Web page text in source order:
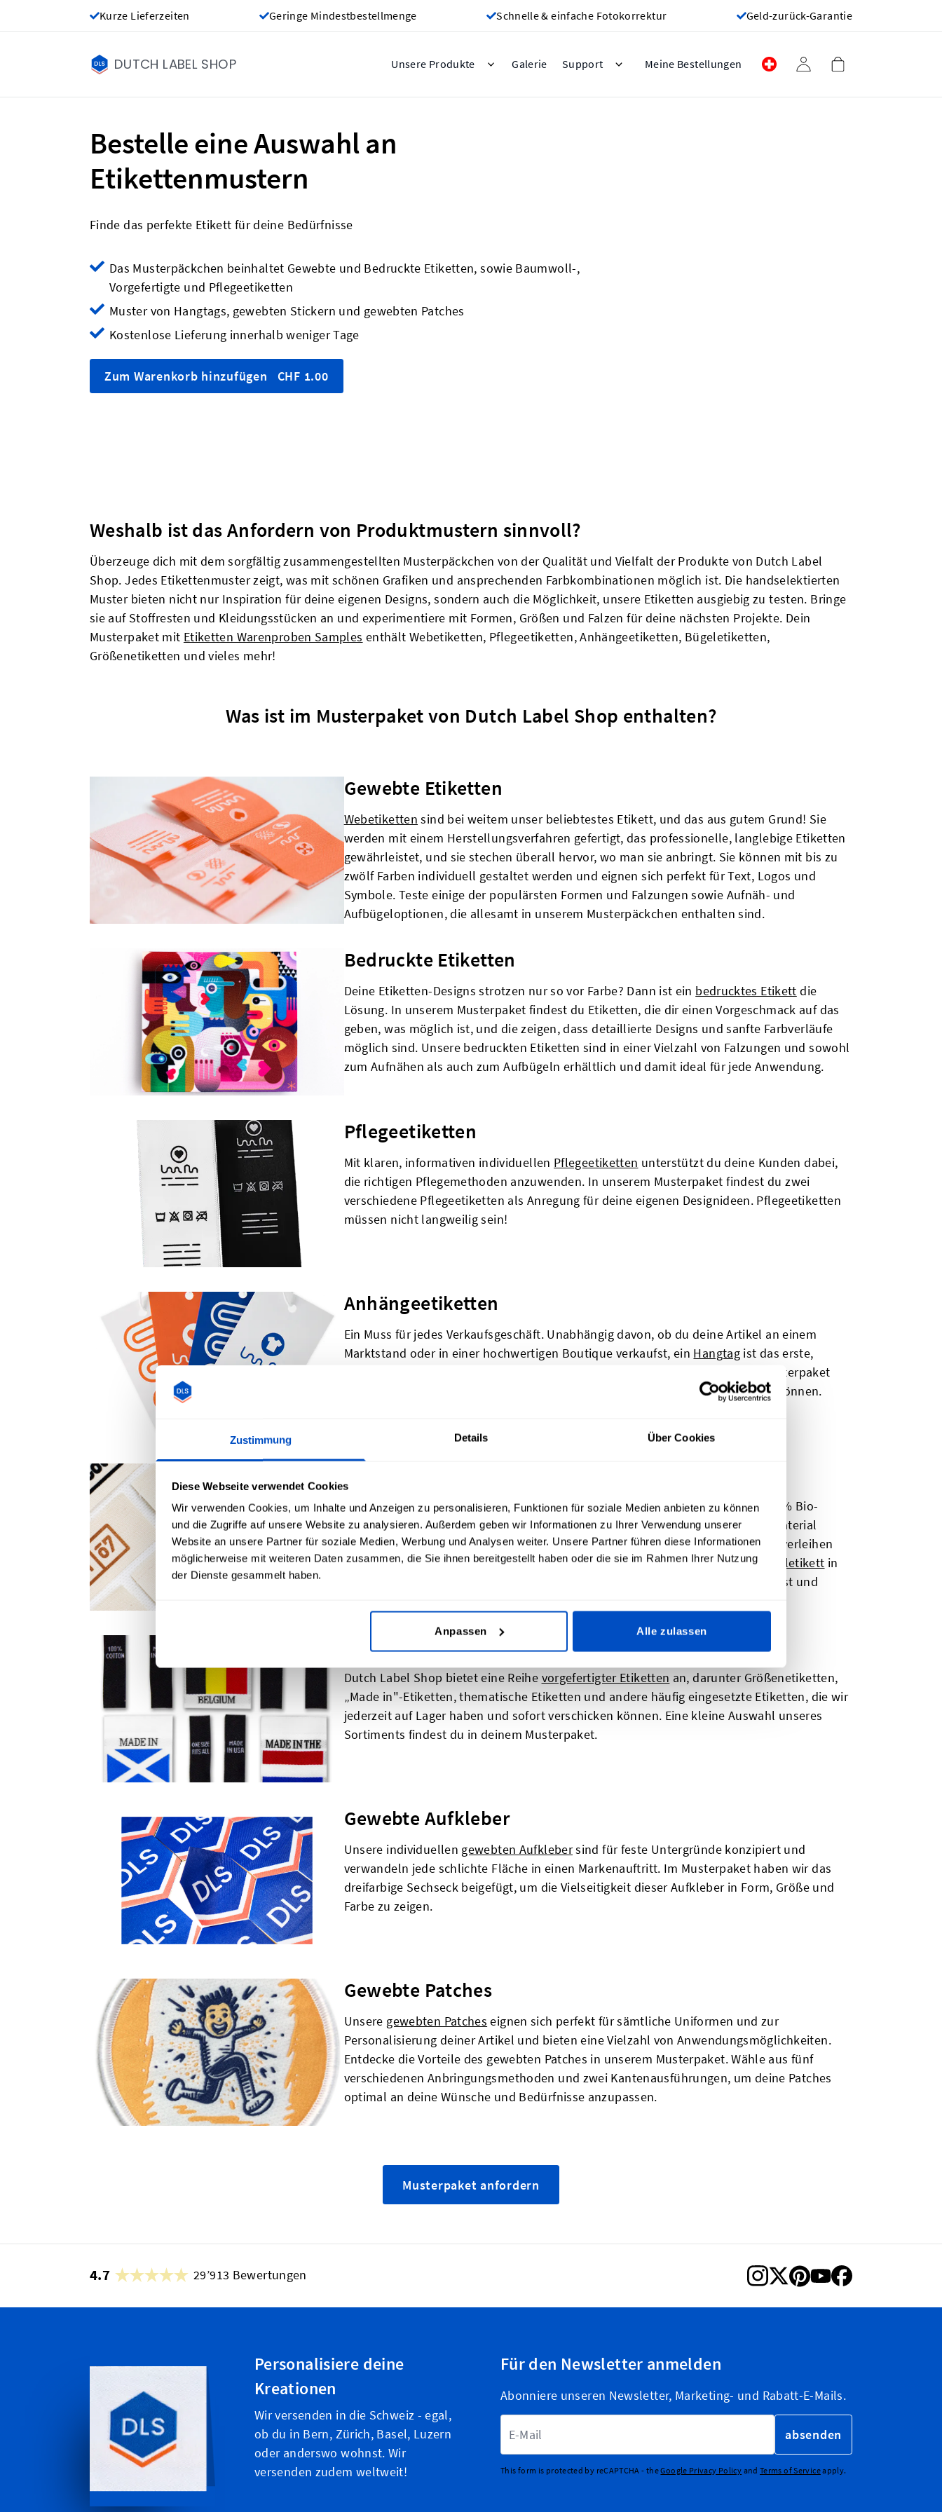
Zustimmung Details Über Cookies
Diese Webseite verwendet Cookies
Wir verwenden Cookies, um Inhalte und Anzeigen zu personalisieren, Funktionen für soziale Medien anbieten zu können
und die Zugriffe auf unsere Website zu analysieren. Außerdem geben wir Informationen zu Ihrer Verwendung unserer
Website an unsere Partner für soziale Medien, Werbung und Analysen weiter. Unsere Partner führen diese Informationen
möglicherweise mit weiteren Daten zusammen, die Sie ihnen bereitgestellt haben oder die sie im Rahmen Ihrer Nutzung
der Dienste gesammelt haben.
Anpassen Alle zulassen
Kurze Lieferzeiten Geringe Mindestbestellmenge Schnelle & einfache Fotokorrektur Geld-zurück-Garantie
DUTCH LABEL SHOP Unsere Produkte Galerie Support Meine Bestellungen
Bestelle eine Auswahl an
Etikettenmustern
Finde das perfekte Etikett für deine Bedürfnisse
Das Musterpäckchen beinhaltet Gewebte und Bedruckte Etiketten, sowie Baumwoll-,
Vorgefertigte und Pflegeetiketten
Muster von Hangtags, gewebten Stickern und gewebten Patches
Kostenlose Lieferung innerhalb weniger Tage
Zum Warenkorb hinzufügen CHF 1.00
Weshalb ist das Anfordern von Produktmustern sinnvoll?
Überzeuge dich mit dem sorgfältig zusammengestellten Musterpäckchen von der Qualität und Vielfalt der Produkte von Dutch Label
Shop. Jedes Etikettenmuster zeigt, was mit schönen Grafiken und ansprechenden Farbkombinationen möglich ist. Die handselektierten
Muster bieten nicht nur Inspiration für deine eigenen Designs, sondern auch die Möglichkeit, unsere Etiketten ausgiebig zu testen. Bringe
sie auf Stoffresten und Kleidungsstücken an und experimentiere mit Formen, Größen und Falzen für deine nächsten Projekte. Dein
Musterpaket mit Etiketten Warenproben Samples enthält Webetiketten, Pflegeetiketten, Anhängeetiketten, Bügeletiketten,
Größenetiketten und vieles mehr!
Was ist im Musterpaket von Dutch Label Shop enthalten?
Gewebte Etiketten
Webetiketten sind bei weitem unser beliebtestes Etikett, und das aus gutem Grund! Sie
werden mit einem Herstellungsverfahren gefertigt, das professionelle, langlebige Etiketten
gewährleistet, und sie stechen überall hervor, wo man sie anbringt. Sie können mit bis zu
zwölf Farben individuell gestaltet werden und eignen sich perfekt für Text, Logos und
Symbole. Teste einige der populärsten Formen und Falzungen sowie Aufnäh- und
Aufbügeloptionen, die allesamt in unserem Musterpäckchen enthalten sind.
Bedruckte Etiketten
Deine Etiketten-Designs strotzen nur so vor Farbe? Dann ist ein bedrucktes Etikett die
Lösung. In unserem Musterpaket findest du Etiketten, die dir einen Vorgeschmack auf das
geben, was möglich ist, und die zeigen, dass detaillierte Designs und sanfte Farbverläufe
möglich sind. Unsere bedruckten Etiketten sind in einer Vielzahl von Falzungen und sowohl
zum Aufnähen als auch zum Aufbügeln erhältlich und damit ideal für jede Anwendung.
Pflegeetiketten
Mit klaren, informativen individuellen Pflegeetiketten unterstützt du deine Kunden dabei,
die richtigen Pflegemethoden anzuwenden. In unserem Musterpaket findest du zwei
verschiedene Pflegeetiketten als Anregung für deine eigenen Designideen. Pflegeetiketten
müssen nicht langweilig sein!
Anhängeetiketten
Ein Muss für jedes Verkaufsgeschäft. Unabhängig davon, ob du deine Artikel an einem
Marktstand oder in einer hochwertigen Boutique verkaufst, ein Hangtag ist das erste,
worauf Kunden nach Preisinformationen, Größe und Marke schauen. Unser Musterpaket
enthält zwei Standard-Hängeetiketten, die an jedes Design angepasst werden können.
Entscheide dich für unsere nachhaltigste Option mit unseren Etiketten aus 100 % Bio-
Baumwolle. Diese schlichten, einfarbig bedruckten Etiketten auf natürlichem Material
harmonieren hervorragend mit Text und minimalistischen Designs. Mit der Zeit verleihen
die unbearbeiteten Kanten einen sanften, rustikalen Touch. Teste dasBaumwolletikett in
deinem Musterpaket, indem du es auf ein Stück Stoff nähst, ein paar Mal wäschst und
Vorgefertigte Etiketten
Dutch Label Shop bietet eine Reihe vorgefertigter Etiketten an, darunter Größenetiketten,
„Made in"-Etiketten, thematische Etiketten und andere häufig eingesetzte Etiketten, die wir
jederzeit auf Lager haben und sofort verschicken können. Eine kleine Auswahl unseres
Sortiments findest du in deinem Musterpaket.
Gewebte Aufkleber
Unsere individuellen gewebten Aufklebersind für feste Untergründe konzipiert und
verwandeln jede schlichte Fläche in einen Markenauftritt. Im Musterpaket haben wir das
dreifarbige Sechseck beigefügt, um die Vielseitigkeit dieser Aufkleber in Form, Größe und
Farbe zu zeigen.
Gewebte Patches
Unsere gewebten Patches eignen sich perfekt für sämtliche Uniformen und zur
Personalisierung deiner Artikel und bieten eine Vielzahl von Anwendungsmöglichkeiten.
Entdecke die Vorteile des gewebten Patches in unserem Musterpaket. Wähle aus fünf
verschiedenen Anbringungsmethoden und zwei Kantenausführungen, um deine Patches
optimal an deine Wünsche und Bedürfnisse anzupassen.
Musterpaket anfordern
4.7 29’913 Bewertungen
Personalisiere deine
Kreationen
Wir versenden in die Schweiz - egal,
ob du in Bern, Zürich, Basel, Luzern
oder anderswo wohnst. Wir
versenden zudem weltweit!
Für den Newsletter anmelden
Abonniere unseren Newsletter, Marketing- und Rabatt-E-Mails.
absenden
This form is protected by reCAPTCHA - theGoogle Privacy Policy and Terms of Serviceapply.